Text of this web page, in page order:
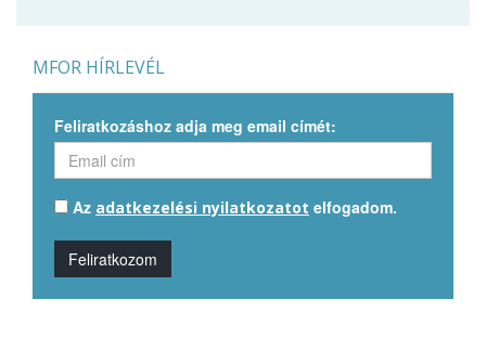
MFOR HÍRLEVÉL
Feliratkozáshoz adja meg email címét:
Az adatkezelési nyilatkozatot elfogadom.
Feliratkozom